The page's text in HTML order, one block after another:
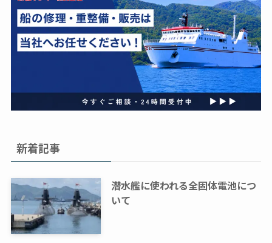
新着記事
潜水艦に使われる全固体電池につ
いて